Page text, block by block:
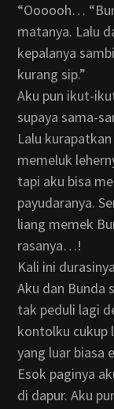
“Oooooh… “Bunda mendesah sambil memejamkan
matanya. Lalu
kepalanya
kurang sip.”
Aku pun ikut-ikutan melepaskan kaus oblongku,
supaya sama-
Lalu kurapatkan dadaku ke dada Bunda, sambil
memeluk
tapi aku bisa
payudaranya.
liang memek
rasanya…!
Kali ini durasinya jauh lebih lama daripada tadi siang.
Aku dan Bunda
tak peduli lagi
kontolku cukup
yang luar biasa
Esok paginya aku bangun ketika Bunda sudah masak
di dapur. Aku